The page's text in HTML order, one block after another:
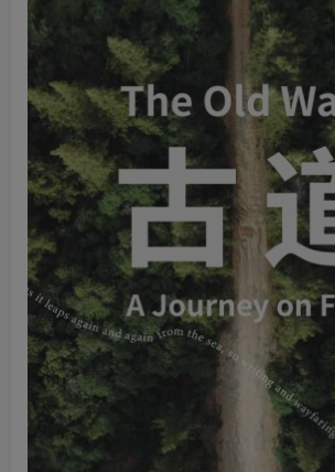
没有账号？立即注册
用户名/手机号/邮箱
登录密码
记住登录 找回密码|
登录
社交账号登录